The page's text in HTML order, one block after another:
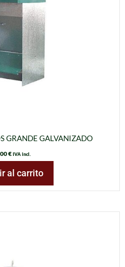
GRANDE GALVANIZADO
€ IVA incl.
al carrito